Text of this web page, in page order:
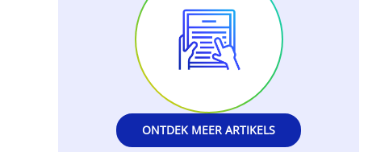
ONTDEK MEER ARTIKELS